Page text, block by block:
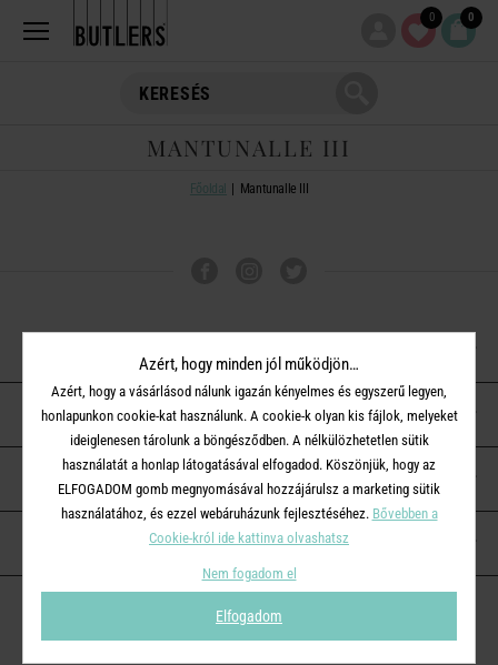
0 0
MANTUNALLE III
Főoldal Mantunalle III
ÜGYFÉLSZOLGÁLAT
A BUTLERS-RŐL
KAPCSOLAT
Azért, hogy minden jól működjön…
Azért, hogy a vásárlásod nálunk igazán kényelmes és egyszerű legyen,
honlapunkon cookie-kat használunk. A cookie-k olyan kis fájlok, melyeket
ideiglenesen tárolunk a böngésződben. A nélkülözhetetlen sütik
használatát a honlap látogatásával elfogadod. Köszönjük, hogy az
ELFOGADOM gomb megnyomásával hozzájárulsz a marketing sütik
használatához, és ezzel webáruházunk fejlesztéséhez. Bővebben a
Cookie-król ide kattinva olvashatsz
Nem fogadom el
Elfogadom